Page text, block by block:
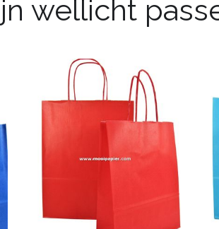
wellicht